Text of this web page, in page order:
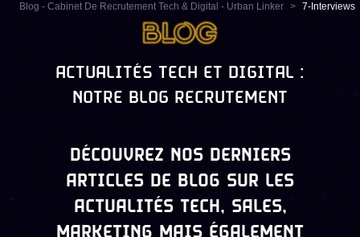
Blog - Cabinet De Recrutement Tech & Digital - Urban Linker
7-Interviews
ACTUALITÉS TECH ET DIGITAL :
NOTRE BLOG RECRUTEMENT
DÉCOUVREZ NOS DERNIERS
ARTICLES DE BLOG SUR LES
ACTUALITÉS TECH, SALES,